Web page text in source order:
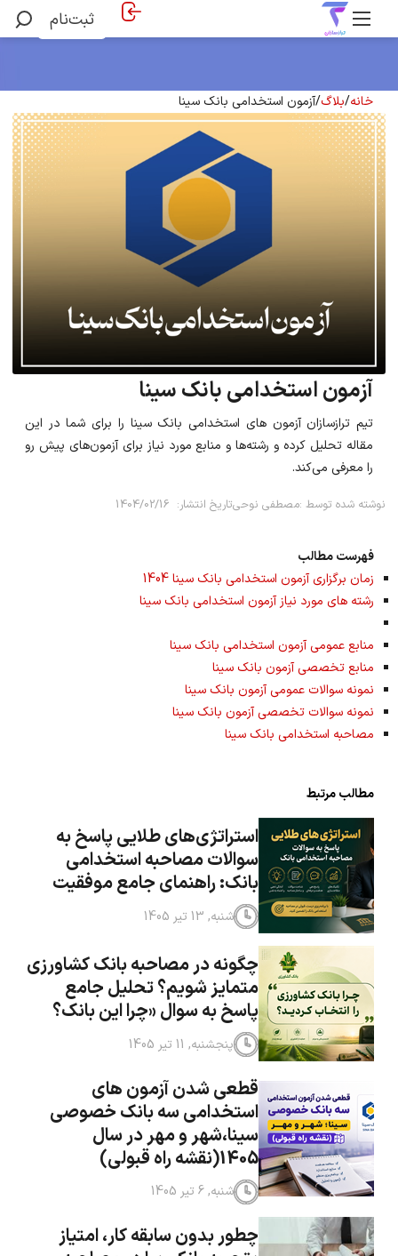
ثبت‌نام
خانه/بلاگ/آزمون استخدامی بانک سینا
آزمون استخدامی بانک سینا
تیم ترازسازان آزمون های استخدامی بانک سینا را برای شما در این
مقاله تحلیل کرده و رشته‌ها و منابع مورد نیاز برای آزمون‌های پیش رو
را معرفی می‌کند.
نوشته شده توسط :مصطفی نوحیتاریخ انتشار: 1404/02/16
فهرست مطالب
زمان برگزاری آزمون استخدامی بانک سینا 1404
رشته های مورد نیاز آزمون استخدامی بانک سینا
منابع عمومی آزمون استخدامی بانک سینا
منابع تخصصی آزمون بانک سینا
نمونه سوالات عمومی آزمون بانک سینا
نمونه سوالات تخصصی آزمون بانک سینا
مصاحبه استخدامی بانک سینا
مطالب مرتبط
استراتژی‌های طلایی پاسخ به
سوالات مصاحبه استخدامی
بانک: راهنمای جامع موفقیت
شنبه, 13 تیر 1405
چگونه در مصاحبه بانک کشاورزی
متمایز شویم؟ تحلیل جامع
پاسخ به سوال «چرا این بانک؟
پنجشنبه, 11 تیر 1405
قطعی شدن آزمون های
استخدامی سه بانک خصوصی
سینا،شهر و مهر در سال
1405(نقشه راه قبولی)
شنبه, 6 تیر 1405
چطور بدون سابقه کار، امتیاز